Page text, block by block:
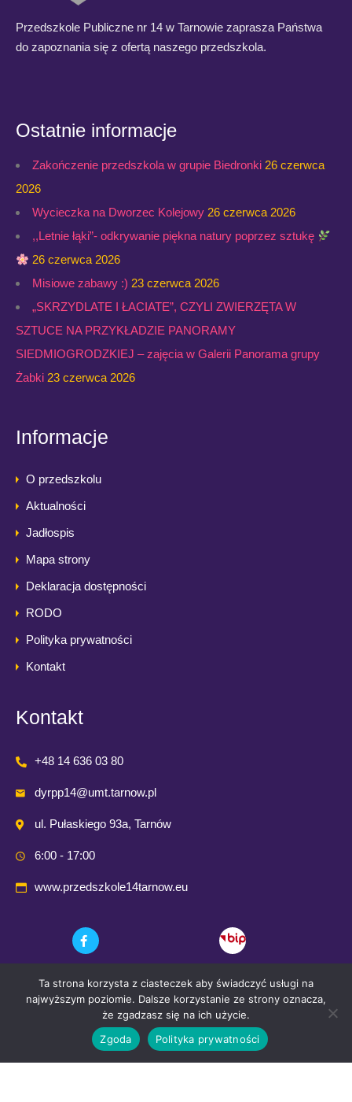
Przedszkole Publiczne nr 14 w Tarnowie zaprasza Państwa
do zapoznania się z ofertą naszego przedszkola.
Ostatnie informacje
Zakończenie przedszkola w grupie Biedronki 26 czerwca
2026
Wycieczka na Dworzec Kolejowy 26 czerwca 2026
,,Letnie łąki”- odkrywanie piękna natury poprzez sztukę
26 czerwca 2026
Misiowe zabawy :) 23 czerwca 2026
„SKRZYDLATE I ŁACIATE”, CZYLI ZWIERZĘTA W
SZTUCE NA PRZYKŁADZIE PANORAMY
SIEDMIOGRODZKIEJ – zajęcia w Galerii Panorama grupy
Żabki 23 czerwca 2026
Informacje
O przedszkolu
Aktualności
Jadłospis
Mapa strony
Deklaracja dostępności
RODO
Polityka prywatności
Kontakt
Kontakt
+48 14 636 03 80
dyrpp14@umt.tarnow.pl
ul. Pułaskiego 93a, Tarnów
6:00 - 17:00
www.przedszkole14tarnow.eu
© 2021 Przedszkole Publiczne nr. 14 w Tarnowie
Ta strona korzysta z ciasteczek aby świadczyć usługi na
najwyższym poziomie. Dalsze korzystanie ze strony oznacza,
że zgadzasz się na ich użycie.
Zgoda
Polityka prywatności